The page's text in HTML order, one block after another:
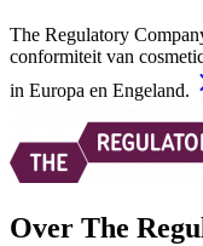
The Regulatory
conformiteit van
in Europa en Engeland.
Over The